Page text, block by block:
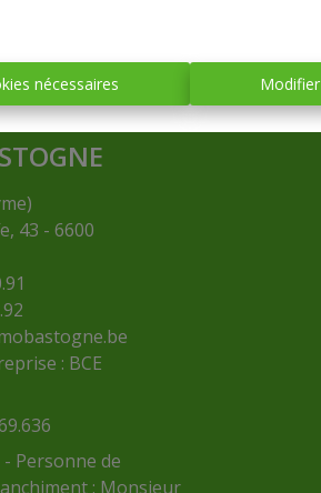
nécessaires
43 - 6600
: BCE
- Personne de
: Monsieur